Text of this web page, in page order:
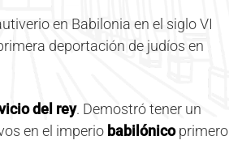
en Babilonia en el siglo VI
deportación de judíos en
del rey. Demostró tener un
en el imperio babilónicoprimero